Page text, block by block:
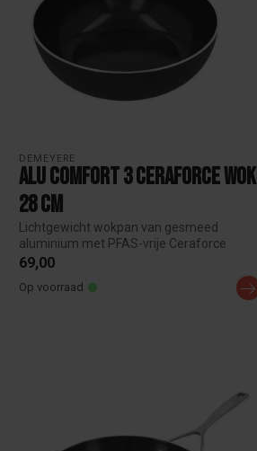
DEMEYERE
Alu Comfort 3 Ceraforce wok
28 cm
Lichtgewicht wokpan van gesmeed
aluminium met PFAS-vrije Ceraforce
keramische an...
69,00
Op voorraad